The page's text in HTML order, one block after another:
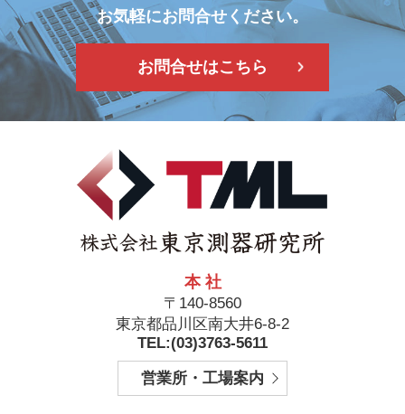
お気軽にお問合せください。
お問合せはこちら
本 社
〒140-8560
東京都品川区南大井6-8-2
TEL:(03)3763-5611
営業所・工場案内